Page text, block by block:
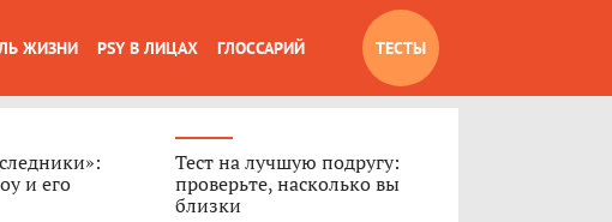
ЖИЗНИ PSY В ЛИЦАХ ГЛОССАРИЙ ТЕСТЫ
и его
Тест на лучшую подругу:
проверьте, насколько вы
близки